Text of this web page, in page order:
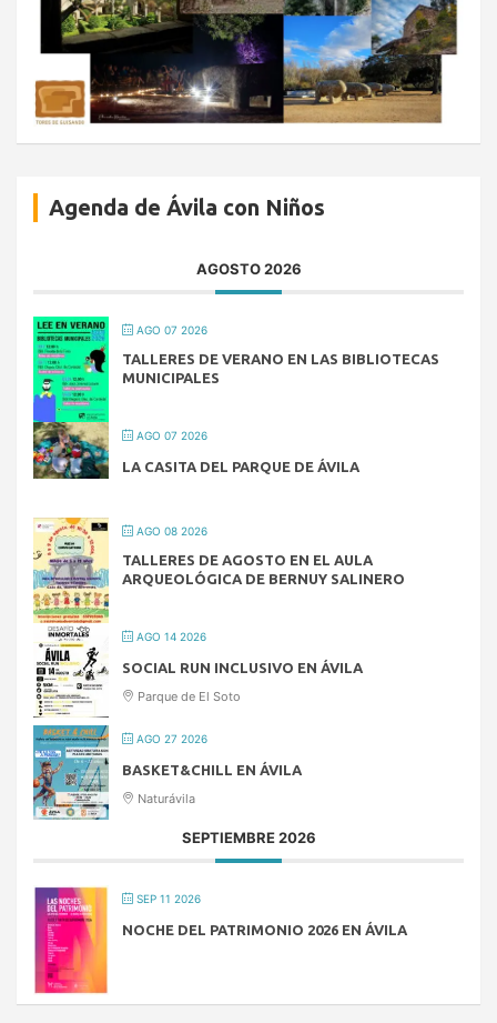
Agenda de Ávila con Niños
AGOSTO 2026
AGO 07 2026
TALLERES DE VERANO EN LAS BIBLIOTECAS
MUNICIPALES
AGO 07 2026
LA CASITA DEL PARQUE DE ÁVILA
AGO 08 2026
TALLERES DE AGOSTO EN EL AULA
ARQUEOLÓGICA DE BERNUY SALINERO
AGO 14 2026
SOCIAL RUN INCLUSIVO EN ÁVILA
Parque de El Soto
AGO 27 2026
BASKET&CHILL EN ÁVILA
Naturávila
SEPTIEMBRE 2026
SEP 11 2026
NOCHE DEL PATRIMONIO 2026 EN ÁVILA